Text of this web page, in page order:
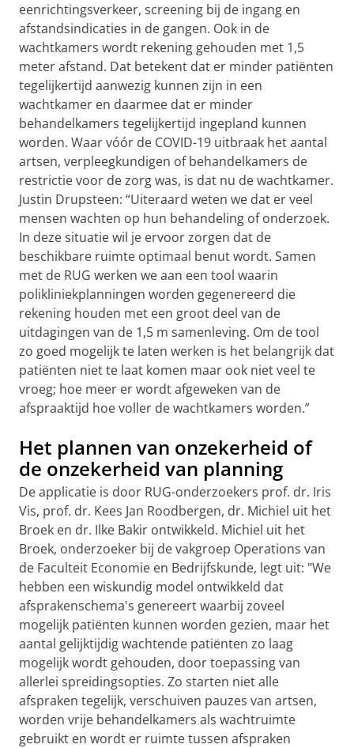
eenrichtingsverkeer, screening bij de ingang en
afstandsindicaties in de gangen. Ook in de
wachtkamers wordt rekening gehouden met 1,5
meter afstand. Dat betekent dat er minder patiënten
tegelijkertijd aanwezig kunnen zijn in een
wachtkamer en daarmee dat er minder
behandelkamers tegelijkertijd ingepland kunnen
worden. Waar vóór de COVID-19 uitbraak het aantal
artsen, verpleegkundigen of behandelkamers de
restrictie voor de zorg was, is dat nu de wachtkamer.
Justin Drupsteen: “Uiteraard weten we dat er veel
mensen wachten op hun behandeling of onderzoek.
In deze situatie wil je ervoor zorgen dat de
beschikbare ruimte optimaal benut wordt. Samen
met de RUG werken we aan een tool waarin
polikliniekplanningen worden gegenereerd die
rekening houden met een groot deel van de
uitdagingen van de 1,5 m samenleving. Om de tool
zo goed mogelijk te laten werken is het belangrijk dat
patiënten niet te laat komen maar ook niet veel te
vroeg; hoe meer er wordt afgeweken van de
afspraaktijd hoe voller de wachtkamers worden.”
Het plannen van onzekerheid of
de onzekerheid van planning
De applicatie is door RUG-onderzoekers prof. dr. Iris
Vis, prof. dr. Kees Jan Roodbergen, dr. Michiel uit het
Broek en dr. Ilke Bakir ontwikkeld. Michiel uit het
Broek, onderzoeker bij de vakgroep Operations van
de Faculteit Economie en Bedrijfskunde, legt uit: "We
hebben een wiskundig model ontwikkeld dat
afsprakenschema's genereert waarbij zoveel
mogelijk patiënten kunnen worden gezien, maar het
aantal gelijktijdig wachtende patiënten zo laag
mogelijk wordt gehouden, door toepassing van
allerlei spreidingsopties. Zo starten niet alle
afspraken tegelijk, verschuiven pauzes van artsen,
worden vrije behandelkamers als wachtruimte
gebruikt en wordt er ruimte tussen afspraken